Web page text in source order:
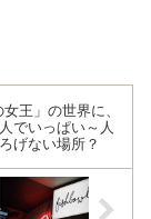
王」の世界に、
でいっぱい～人
げない場所？